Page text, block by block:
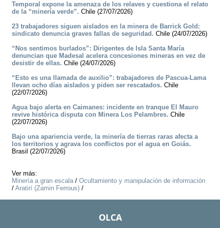
Temporal expone la amenaza de los relaves y cuestiona el relato
de la “minería verde”. Chile (27/07/2026)
23 trabajadores siguen aislados en la minera de Barrick Gold:
sindicato denuncia graves fallas de seguridad. Chile (24/07/2026)
“Nos sentimos burlados”: Dirigentes de Isla Santa María
denuncian que Madesal acelera concesiones mineras en vez de
desistir de ellas. Chile (24/07/2026)
“Esto es una llamada de auxilio”: trabajadores de Pascua-Lama
llevan ocho días aislados y piden ser rescatados. Chile
(22/07/2026)
Agua bajo alerta en Caimanes: incidente en tranque El Mauro
revive histórica disputa con Minera Los Pelambres. Chile
(22/07/2026)
Bajo una apariencia verde, la minería de tierras raras afecta a
los territorios y agrava los conflictos por el agua en Goiás.
Brasil (22/07/2026)
Ver más:
Minería a gran escala/ Ocultamiento y manipulación de información
/ Aratirí (Zamin Ferrous) /
OLCA